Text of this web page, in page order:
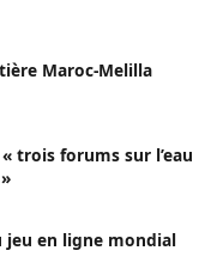
Maroc-Melilla
trois forums sur l’eau
jeu en ligne mondial